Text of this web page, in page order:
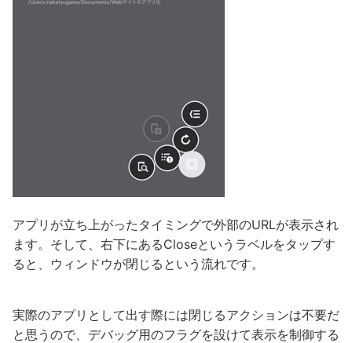
アプリが立ち上がったタイミングで外部のURLが表示され
ます。そして、右下にあるCloseというラベルをタップす
ると、ウィンドウが閉じるという流れです。
実際のアプリとして出す際には閉じるアクションは不要だ
と思うので、デバッグ用のフラグを設けて表示を制御する